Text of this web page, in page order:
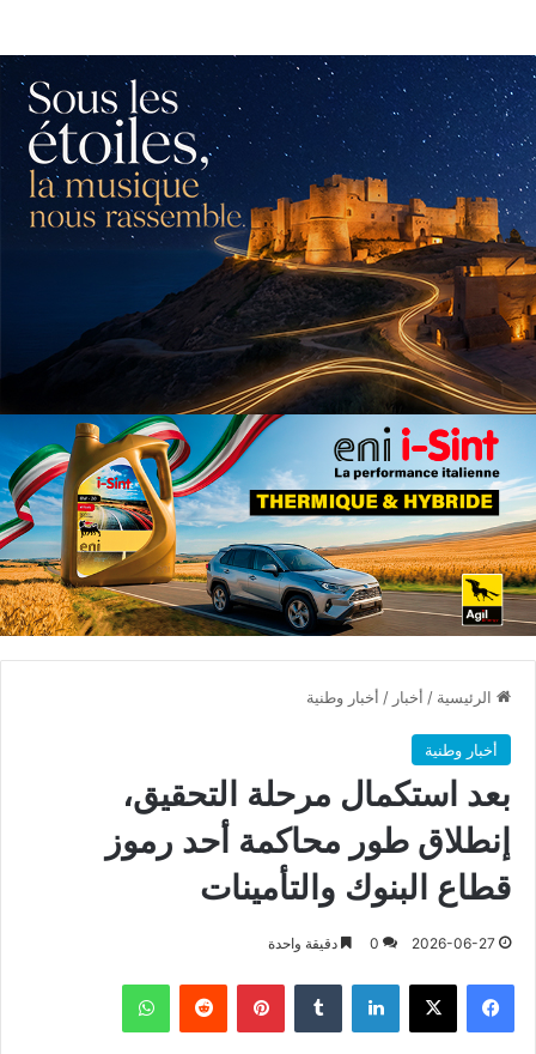
الرئيسية / أخبار / أخبار وطنية
أخبار وطنية
بعد استكمال مرحلة التحقيق،
إنطلاق طور محاكمة أحد رموز
قطاع البنوك والتأمينات
2026-06-27
0 دقيقة واحدة
فيسبوك X لينكدإن بينتيريست واتساب